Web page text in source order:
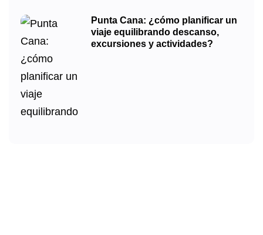
Punta Cana: ¿cómo planificar un
viaje equilibrando descanso,
excursiones y actividades?